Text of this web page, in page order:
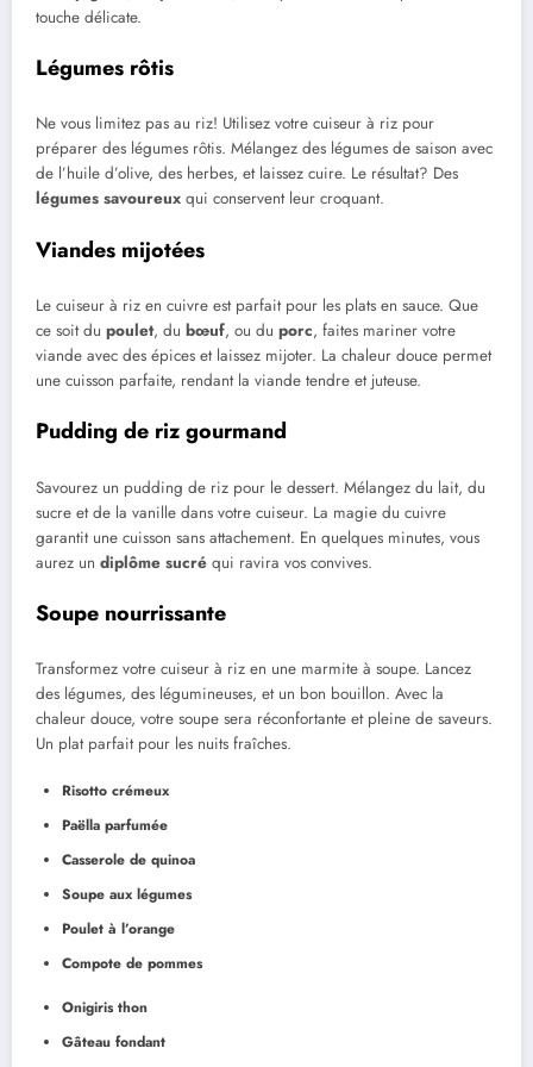
touche délicate.
Légumes rôtis
Ne vous limitez pas au riz! Utilisez votre cuiseur à riz pour
préparer des légumes rôtis. Mélangez des légumes de saison avec
de l’huile d’olive, des herbes, et laissez cuire. Le résultat? Des
légumes savoureux qui conservent leur croquant.
Viandes mijotées
Le cuiseur à riz en cuivre est parfait pour les plats en sauce. Que
ce soit du poulet, du bœuf, ou du porc, faites mariner votre
viande avec des épices et laissez mijoter. La chaleur douce permet
une cuisson parfaite, rendant la viande tendre et juteuse.
Pudding de riz gourmand
Savourez un pudding de riz pour le dessert. Mélangez du lait, du
sucre et de la vanille dans votre cuiseur. La magie du cuivre
garantit une cuisson sans attachement. En quelques minutes, vous
aurez un diplôme sucré qui ravira vos convives.
Soupe nourrissante
Transformez votre cuiseur à riz en une marmite à soupe. Lancez
des légumes, des légumineuses, et un bon bouillon. Avec la
chaleur douce, votre soupe sera réconfortante et pleine de saveurs.
Un plat parfait pour les nuits fraîches.
Risotto crémeux
Paëlla parfumée
Casserole de quinoa
Soupe aux légumes
Poulet à l’orange
Compote de pommes
Onigiris thon
Gâteau fondant